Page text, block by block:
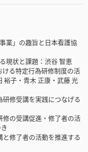
業」の趣旨と日本看護協
現状と課題：渋谷 智恵
る特定行為研修制度の活
裕子・青木 正康・武藤 光
修受講を実践につなげる
の受講促進・修了者の活
修了者の活動を推進する